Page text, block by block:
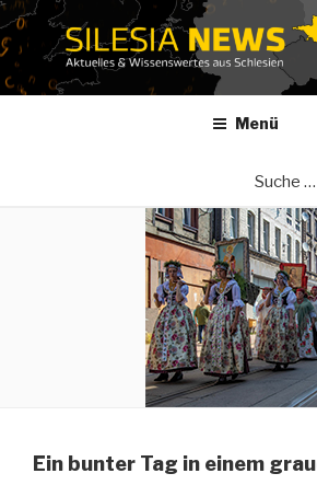
Zum
Inhalt
springen
Menü
Ein bunter Tag in einem